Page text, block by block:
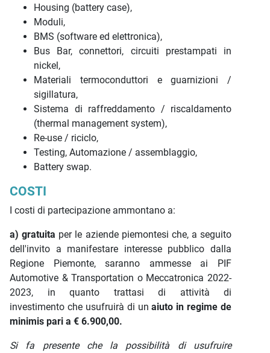
Housing (battery case),
Moduli,
BMS (software ed elettronica),
Bus Bar, connettori, circuiti prestampati in
nickel,
Materiali termoconduttori e guarnizioni /
sigillatura,
Sistema di raffreddamento / riscaldamento
(thermal management system),
Re-use / riciclo,
Testing, Automazione / assemblaggio,
Battery swap.
COSTI
I costi di partecipazione ammontano a:
a) gratuita per le aziende piemontesi che, a seguito
dell'invito a manifestare interesse pubblico dalla
Regione Piemonte, saranno ammesse ai PIF
Automotive & Transportation o Meccatronica 2022-
2023, in quanto trattasi di attività di
investimento che usufruirà di unaiuto in regime de
minimis pari a € 6.900,00.
Si fa presente che la possibilità di usufruire